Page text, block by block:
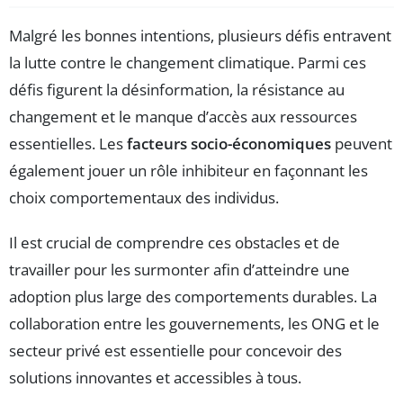
Malgré les bonnes intentions, plusieurs défis entravent
la lutte contre le changement climatique. Parmi ces
défis figurent la désinformation, la résistance au
changement et le manque d’accès aux ressources
essentielles. Lesfacteurs socio-économiques peuvent
également jouer un rôle inhibiteur en façonnant les
choix comportementaux des individus.
Il est crucial de comprendre ces obstacles et de
travailler pour les surmonter afin d’atteindre une
adoption plus large des comportements durables. La
collaboration entre les gouvernements, les ONG et le
secteur privé est essentielle pour concevoir des
solutions innovantes et accessibles à tous.